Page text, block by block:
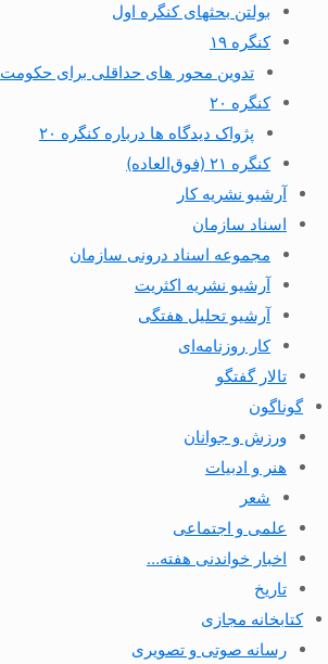
بولتن بحثهای کنگره اول
کنگره ۱۹
تدوین محور های حداقلی برای حکومت
کنگره ۲۰
پژواک دیدگاه ها درباره کنگره ۲۰
کنگره ۲۱ (فوق‌العاده)
آرشیو نشریه کار
اسناد سازمان
مجموعه اسناد درونی سازمان
آرشیو نشریه اکثریت
آرشیو تحلیل هفتگی
کار روزنامه‌ای
تالار گفتگو
گوناگون
ورزش و جوانان
هنر و ادبیات
شعر
علمی و اجتماعی
اخبار خواندنی هفته…
تاریخ
کتابخانه مجازی
رسانه صوتی و تصویری